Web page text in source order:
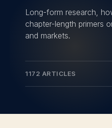
Long-form research,
chapter-length primers
and markets.
1172 ARTICLES